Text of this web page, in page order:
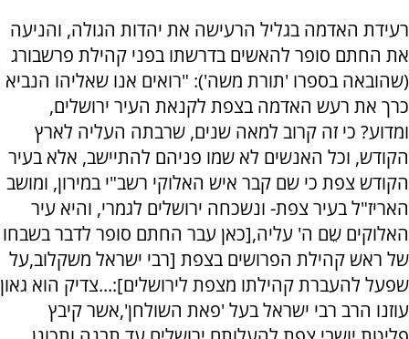
רעידת האדמה בגליל הרעישה את יהדות הגולה, והניעה
את החתם סופר להאשים בדרשתו בפני קהילת פרשבורג
(שהובאה בספרו 'תורת משה'): "רואים אנו שאליהו הנביא
כרך את רעש האדמה בצפת לקנאת העיר ירושלים,
ומדוע? כי זה קרוב למאה שנים, שרבתה העליה לארץ
הקודש, וכל האנשים לא שמו פניהם להתיישב, אלא בעיר
הקודש צפת כי שם קבר איש האלוקי רשב"י במירון, ומושב
האריז"ל בעיר צפת- ונשכחה ירושלים לגמרי, והיא עיר
האלוקים שֵם ה' עליה,[כאן עבר החתם סופר לדבר בשבחו
של ראש קהילת הפרושים בצפת [רבי ישראל משקלוב,על
שפעל להעברת קהילתו מצפת לירושלים]:...צדיק הוא גאון
עוזנו הרב רבי ישראל בעל 'פאת השולחן',אשר קיבץ